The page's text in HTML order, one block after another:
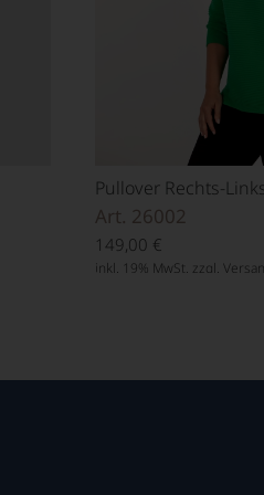
Pullover Rechts-
Art. 26002
149,00 €
inkl. 19% MwSt. zzgl.